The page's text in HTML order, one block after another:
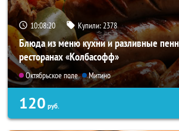
10:08:17 Купили: 2378
Блюда из меню кухни и разливные
ресторанах «Колбасофф»
Октябрьское поле Митино
120 руб.